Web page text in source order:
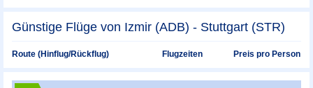
Günstige Flüge von Izmir (ADB) - Stuttgart (STR)
Route (Hinflug/Rückflug) Flugzeiten Preis pro Person